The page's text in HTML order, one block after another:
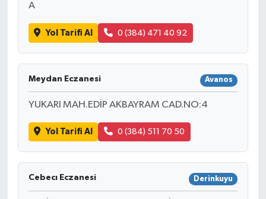
A
Yol Tarifi Al 0 (384) 471 40 92
Meydan Eczanesi Avanos
YUKARI MAH.EDİP AKBAYRAM CAD.NO:4
Yol Tarifi Al 0 (384) 511 70 50
Cebecı Eczanesi Derinkuyu